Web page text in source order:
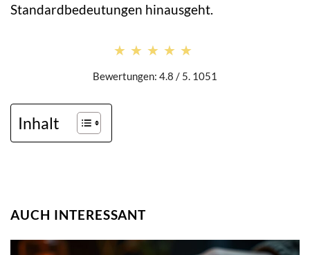
Standardbedeutungen hinausgeht.
★★★★★
★★★★★
Bewertungen: 4.8 / 5. 1051
Inhalt
AUCH INTERESSANT